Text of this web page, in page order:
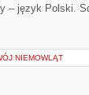
– język Polski.
NIEMOWLĄT